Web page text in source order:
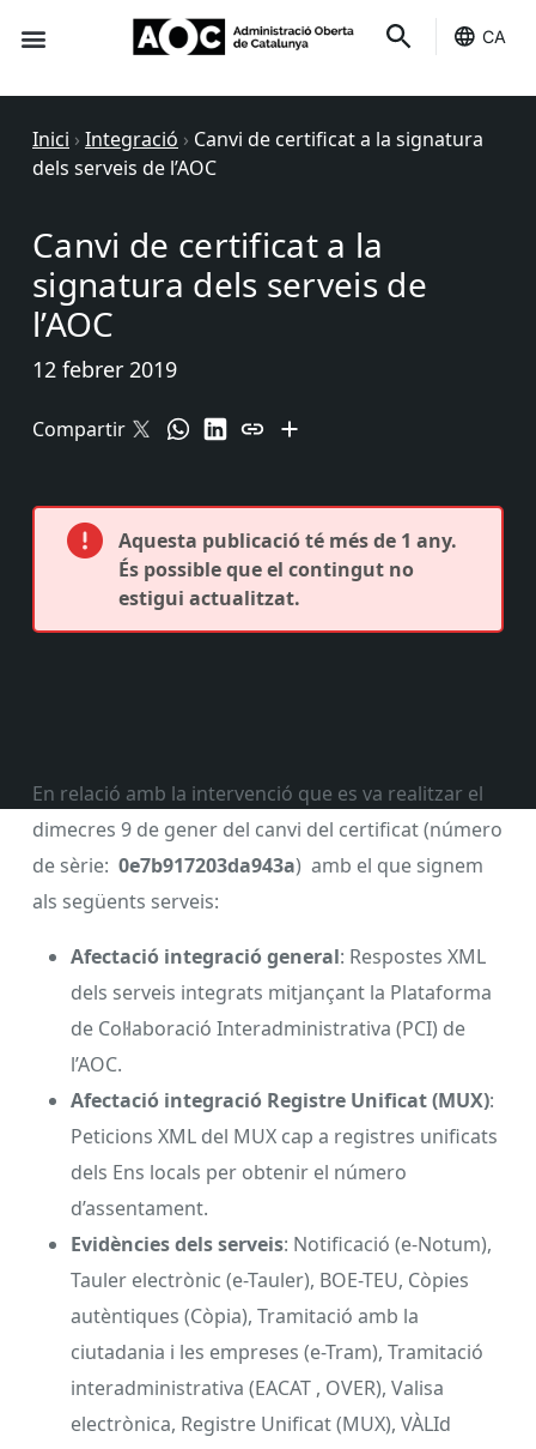
CA
Inici › Integració › Canvi de certificat a la signatura
dels serveis de l’AOC
Canvi de certificat a la
signatura dels serveis de
l’AOC
12 febrer 2019
Compartir
Aquesta publicació té més de 1 any.
És possible que el contingut no
estigui actualitzat.
En relació amb la intervenció que es va realitzar el
dimecres 9 de gener del canvi del certificat (número
de sèrie: 0e7b917203da943a) amb el que signem
als següents serveis:
Afectació integració general: Respostes XML
dels serveis integrats mitjançant la Plataforma
de Col·laboració Interadministrativa (PCI) de
l’AOC.
Afectació integració Registre Unificat (MUX):
Peticions XML del MUX cap a registres unificats
dels Ens locals per obtenir el número
d’assentament.
Evidències dels serveis: Notificació (e-Notum),
Tauler electrònic (e-Tauler), BOE-TEU, Còpies
autèntiques (Còpia), Tramitació amb la
ciutadania i les empreses (e-Tram), Tramitació
interadministrativa (EACAT , OVER), Valisa
electrònica, Registre Unificat (MUX), VÀLId